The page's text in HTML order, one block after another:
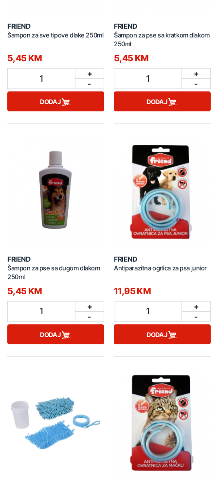
FRIEND
Šampon za sve tipove dlake 250ml
5,45 KM
1
+
-
DODAJ
FRIEND
Šampon za pse sa kratkom dlakom
250ml
5,45 KM
1
+
-
DODAJ
FRIEND
Šampon za pse sa dugom dlakom
250ml
5,45 KM
1
+
-
DODAJ
FRIEND
Antiparazitna ogrlica za psa junior
11,95 KM
1
+
-
DODAJ